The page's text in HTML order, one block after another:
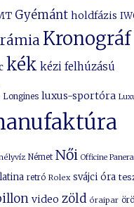
Gyémánt holdfázis
Kronográf
kék kézi felhúzású
Longines luxus-sportóra
Német Női Officine
retró Rolex svájci óra
video zöld óraipar